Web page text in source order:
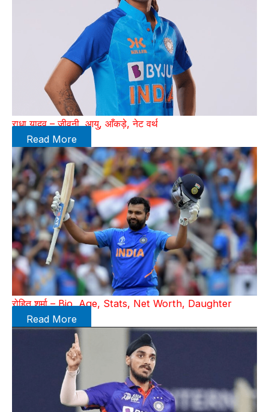
राधा यादव – जीवनी, आयु, आँकड़े, नेट वर्थ
Read More
रोहित शर्मा – Bio, Age, Stats, Net Worth, Daughter
Read More